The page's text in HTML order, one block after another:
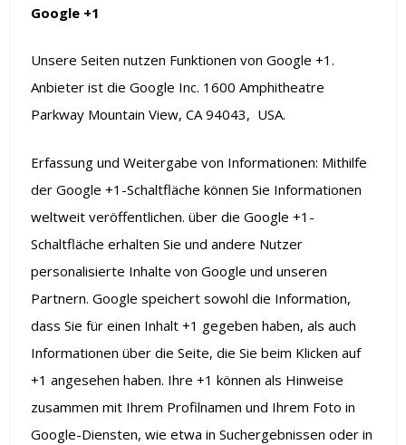
Google +1
Unsere Seiten nutzen Funktionen von Google +1.
Anbieter ist die Google Inc. 1600 Amphitheatre
Parkway Mountain View, CA 94043, USA.
Erfassung und Weitergabe von Informationen: Mithilfe
der Google +1-Schaltfläche können Sie Informationen
weltweit veröffentlichen. über die Google +1-
Schaltfläche erhalten Sie und andere Nutzer
personalisierte Inhalte von Google und unseren
Partnern. Google speichert sowohl die Information,
dass Sie für einen Inhalt +1 gegeben haben, als auch
Informationen über die Seite, die Sie beim Klicken auf
+1 angesehen haben. Ihre +1 können als Hinweise
zusammen mit Ihrem Profilnamen und Ihrem Foto in
Google-Diensten, wie etwa in Suchergebnissen oder in